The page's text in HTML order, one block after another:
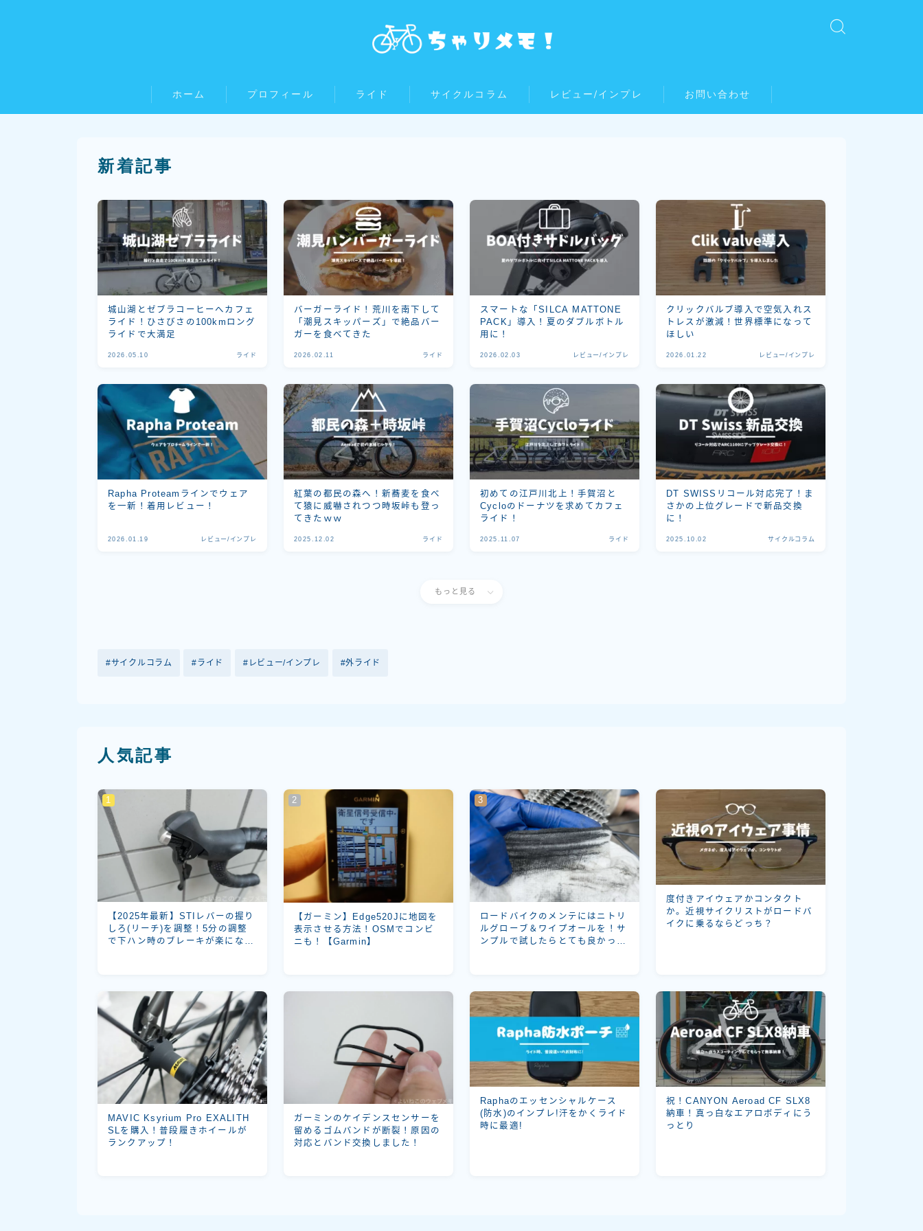
ホーム プロフィール ライド サイクルコラム レビュー/インプレ お問い合わせ
新着記事
城山湖とゼブラコーヒーへカフェ
ライド！ひさびさの100kmロング
ライドで大満足
2026.05.10 ライド
バーガーライド！荒川を南下して
「潮見スキッパーズ」で絶品バー
ガーを食べてきた
2026.02.11 ライド
スマートな「SILCA MATTONE
PACK」導入！夏のダブルボトル
用に！
2026.02.03 レビュー/インプレ
クリックバルブ導入で空気入れス
トレスが激減！世界標準になって
ほしい
2026.01.22 レビュー/インプレ
Rapha Proteamラインでウェア
を一新！着用レビュー！
2026.01.19 レビュー/インプレ
紅葉の都民の森へ！新蕎麦を食べ
て猿に威嚇されつつ時坂峠も登っ
てきたｗｗ
2025.12.02 ライド
初めての江戸川北上！手賀沼と
Cycloのドーナツを求めてカフェ
ライド！
2025.11.07 ライド
DT SWISSリコール対応完了！ま
さかの上位グレードで新品交換
に！
2025.10.02 サイクルコラム
もっと見る
サイクルコラム ライド レビュー/インプレ 外ライド
人気記事
【2025年最新】STIレバーの握り
しろ(リーチ)を調整！5分の調整
で下ハン時のブレーキが楽にな
【ガーミン】Edge520Jに地図を
表示させる方法！OSMでコンビ
ニも！【Garmin】
ロードバイクのメンテにはニトリ
ルグローブ＆ワイプオールを！サ
ンプルで試したらとても良かっ
度付きアイウェアかコンタクト
か。近視サイクリストがロードバ
イクに乗るならどっち？
MAVIC Ksyrium Pro EXALITH
SLを購入！普段履きホイールが
ランクアップ！
ガーミンのケイデンスセンサーを
留めるゴムバンドが断裂！原因の
対応とバンド交換しました！
Raphaのエッセンシャルケース
(防水)のインプレ!汗をかくライド
時に最適!
祝！CANYON Aeroad CF SLX8
納車！真っ白なエアロボディにう
っとり